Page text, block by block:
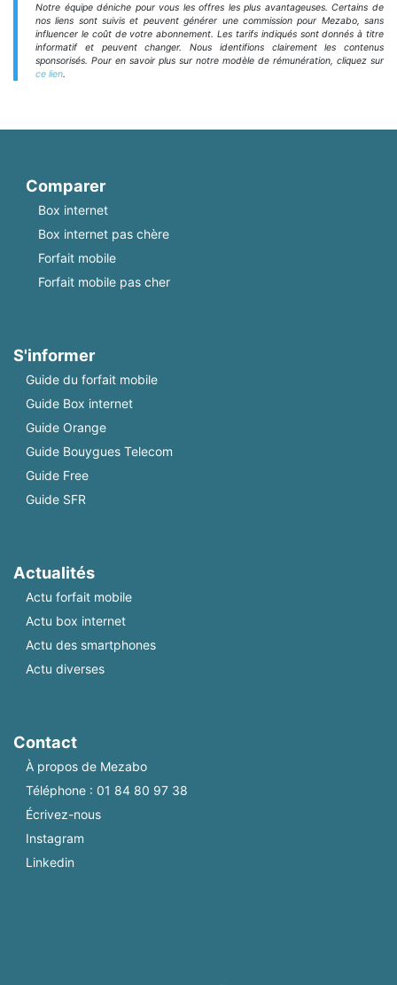
Notre équipe déniche pour vous les offres les plus avantageuses. Certains de
nos liens sont suivis et peuvent générer une commission pour Mezabo, sans
influencer le coût de votre abonnement. Les tarifs indiqués sont donnés à titre
informatif et peuvent changer. Nous identifions clairement les contenus
sponsorisés. Pour en savoir plus sur notre modèle de rémunération, cliquez sur
ce lien.
Comparer
Box internet
Box internet pas chère
Forfait mobile
Forfait mobile pas cher
S'informer
Guide du forfait mobile
Guide Box internet
Guide Orange
Guide Bouygues Telecom
Guide Free
Guide SFR
Actualités
Actu forfait mobile
Actu box internet
Actu des smartphones
Actu diverses
Contact
À propos de Mezabo
Téléphone : 01 84 80 97 38
Écrivez-nous
Instagram
Linkedin